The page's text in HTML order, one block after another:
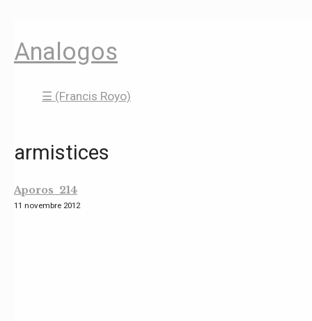
Analogos
☰ (Francis Royo)
armistices
Aporos 214
11 novembre 2012